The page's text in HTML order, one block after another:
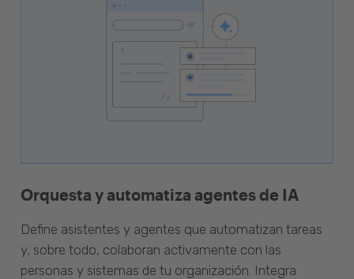
Orquesta y automatiza agentes de IA
Define asistentes y agentes que automatizan tareas
y, sobre todo, colaboran activamente con las
personas y sistemas de tu organización. Integra